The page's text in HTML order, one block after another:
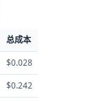
总成本
$0.028
$0.242